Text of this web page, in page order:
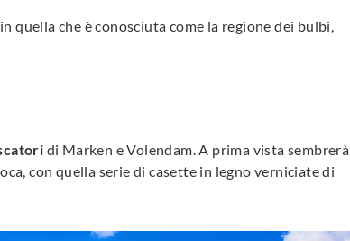
quella che è conosciuta come la regione dei bulbi,
di Marken e Volendam. A prima vista sembrerà
con quella serie di casette in legno verniciate di